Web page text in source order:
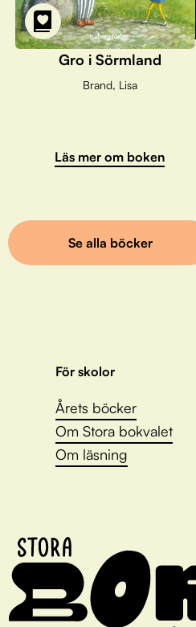
Gro i Sörmland
Brand, Lisa
Läs mer om boken
Se alla böcker
För skolor
Årets böcker
Om Stora bokvalet
Om läsning